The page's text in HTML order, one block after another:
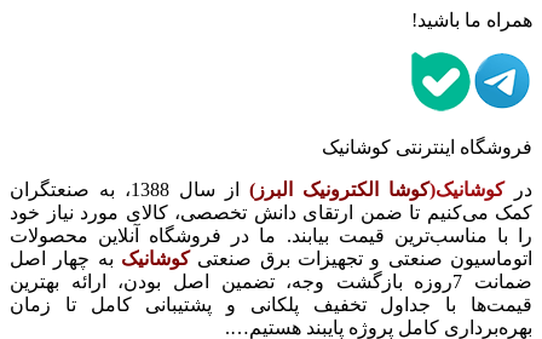
همراه ما باشید!
فروشگاه اینترنتی کوشانیک
در کوشانیک(کوشا الکترونیک البرز)
از سال 1388، به صنعتگران
کمک می‌کنیم تا ضمن ارتقای دانش تخصصی، کالای مورد نیاز خود
را با مناسب‌ترین قیمت بیابند. ما در فروشگاه آنلاین محصولات
اتوماسیون صنعتی و تجهیزات برق صنعتی کوشانیک به چهار اصل
ضمانت 7روزه بازگشت وجه، تضمین اصل بودن، ارائه بهترین
قیمت‌ها با جداول تخفیف پلکانی و پشتیبانی کامل تا زمان
بهره‌برداری کامل پروژه پایبند هستیم….